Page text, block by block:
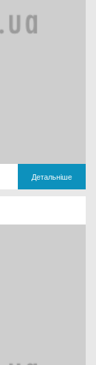
Детальніше